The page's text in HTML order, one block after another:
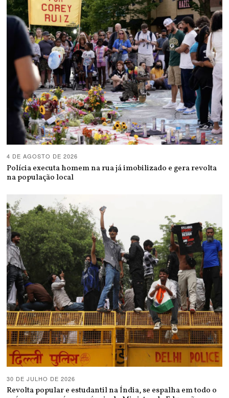
4 DE AGOSTO DE 2026
Polícia executa homem na rua já imobilizado e gera revolta
na população local
30 DE JULHO DE 2026
Revolta popular e estudantil na Índia, se espalha em todo o